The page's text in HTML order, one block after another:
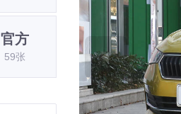
官方
59张